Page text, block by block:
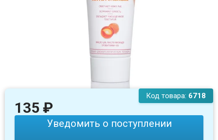
Код товара: 6718
135 ₽
Уведомить о поступлении